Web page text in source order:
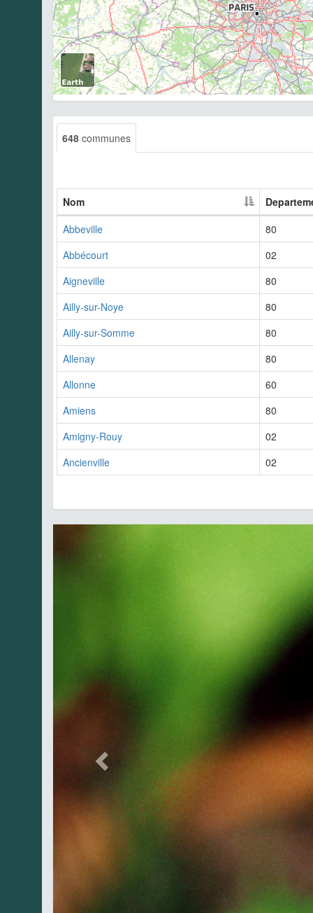
648 communes
Nom
Abbeville
80
Abbécourt
02
Aigneville
80
Ailly-sur-Noye
80
Ailly-sur-Somme
80
Allenay
80
Allonne
60
Amiens
80
Amigny-Rouy
02
Ancienville
02